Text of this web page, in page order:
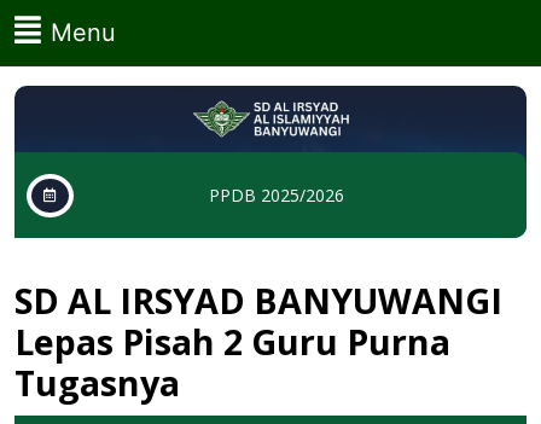
Skip
to
content
Menu
PPDB 2025/2026
SD AL IRSYAD BANYUWANGI
Lepas Pisah 2 Guru Purna
Tugasnya